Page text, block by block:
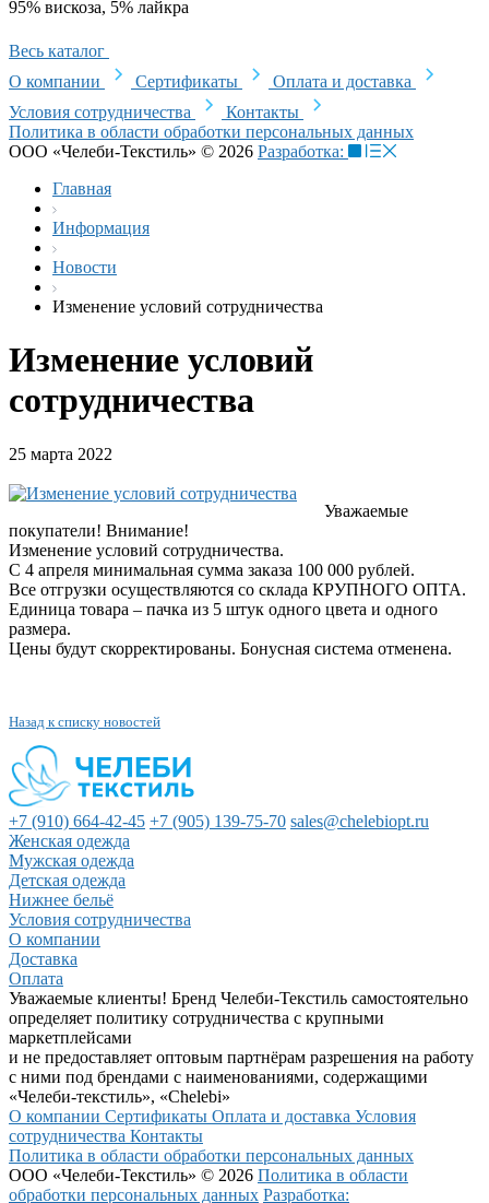
95% вискоза, 5% лайкра
Весь каталог
О компании
Сертификаты
Оплата и доставка
Условия сотрудничества
Контакты
Политика в области обработки персональных данных
ООО «Челеби-Текстиль» © 2026 Разработка:
Главная
Информация
Новости
Изменение условий сотрудничества
Изменение условий
сотрудничества
25 марта 2022
Уважаемые
покупатели! Внимание!
Изменение условий сотрудничества.
С 4 апреля минимальная сумма заказа 100 000 рублей.
Все отгрузки осуществляются со склада КРУПНОГО ОПТА.
Единица товара – пачка из 5 штук одного цвета и одного
размера.
Цены будут скорректированы. Бонусная система отменена.
Назад к списку новостей
+7 (910) 664-42-45 +7 (905) 139-75-70 sales@chelebiopt.ru
Женская одежда
Мужская одежда
Детская одежда
Нижнее бельё
Условия сотрудничества
О компании
Доставка
Оплата
Уважаемые клиенты! Бренд Челеби-Текстиль самостоятельно
определяет политику сотрудничества с крупными
маркетплейсами
и не предоставляет оптовым партнёрам разрешения на работу
с ними под брендами с наименованиями, содержащими
«Челеби-текстиль», «Chelebi»
О компании Сертификаты Оплата и доставка Условия
сотрудничества Контакты
Политика в области обработки персональных данных
ООО «Челеби-Текстиль» © 2026 Политика в области
обработки персональных данных Разработка: